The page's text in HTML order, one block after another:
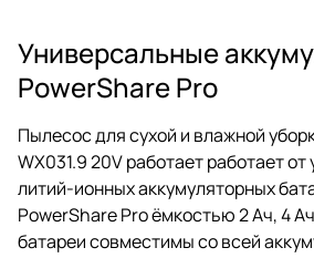
Универсальные
PowerShare Pro
Пылесос для сухой и влажной
WX031.9 20V работает работает
литий-ионных аккумуляторных
PowerShare Pro ёмкостью 2 Ач, 4
батареи совместимы со всей